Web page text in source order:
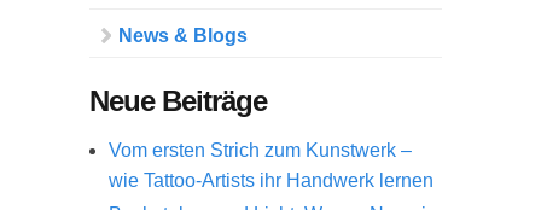
News & Blogs
Neue Beiträge
Vom ersten Strich zum Kunstwerk –
wie Tattoo-Artists ihr Handwerk lernen